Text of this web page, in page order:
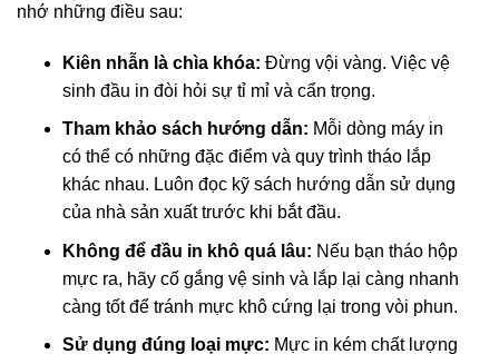
nhớ những điều sau:
Kiên nhẫn là chìa khóa: Đừng vội vàng. Việc vệ
sinh đầu in đòi hỏi sự tỉ mỉ và cẩn trọng.
Tham khảo sách hướng dẫn: Mỗi dòng máy in
có thể có những đặc điểm và quy trình tháo lắp
khác nhau. Luôn đọc kỹ sách hướng dẫn sử dụng
của nhà sản xuất trước khi bắt đầu.
Không để đầu in khô quá lâu: Nếu bạn tháo hộp
mực ra, hãy cố gắng vệ sinh và lắp lại càng nhanh
càng tốt để tránh mực khô cứng lại trong vòi phun.
Sử dụng đúng loại mực: Mực in kém chất lượng